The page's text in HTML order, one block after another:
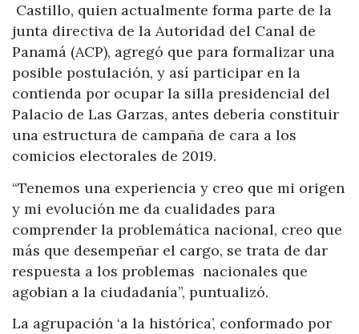
Castillo, quien actualmente forma parte de la
junta directiva de la Autoridad del Canal de
Panamá (ACP), agregó que para formalizar una
posible postulación, y así participar en la
contienda por ocupar la silla presidencial del
Palacio de Las Garzas, antes debería constituir
una estructura de campaña de cara a los
comicios electorales de 2019.
“Tenemos una experiencia y creo que mi origen
y mi evolución me da cualidades para
comprender la problemática nacional, creo que
más que desempeñar el cargo, se trata de dar
respuesta a los problemas nacionales que
agobian a la ciudadanía”, puntualizó.
La agrupación ‘a la histórica’, conformado por